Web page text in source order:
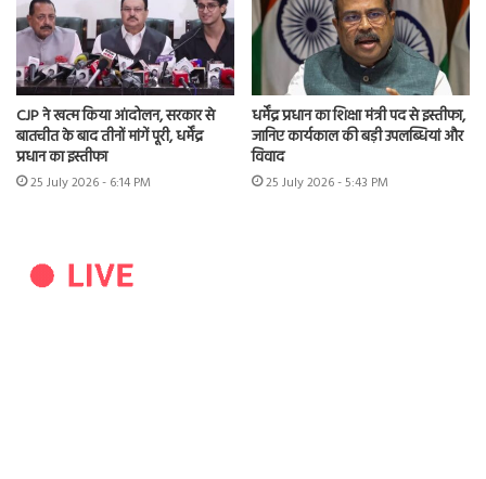
CJP ने खत्म किया आंदोलन, सरकार से
बातचीत के बाद तीनों मांगें पूरी, धर्मेंद्र
प्रधान का इस्तीफा
25 July 2026 - 6:14 PM
धर्मेंद्र प्रधान का शिक्षा मंत्री पद से इस्तीफा,
जानिए कार्यकाल की बड़ी उपलब्धियां और
विवाद
25 July 2026 - 5:43 PM